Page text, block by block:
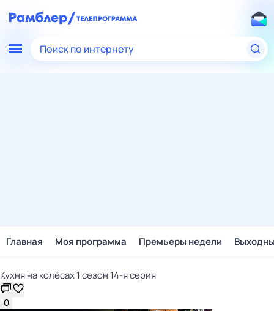
Поиск по интернету
Главная Моя программа Премьеры недели
Кухня на колёсах 1 сезон 14-я серия
0